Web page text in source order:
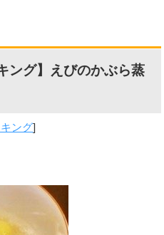
ング】えびのかぶら蒸
ング]